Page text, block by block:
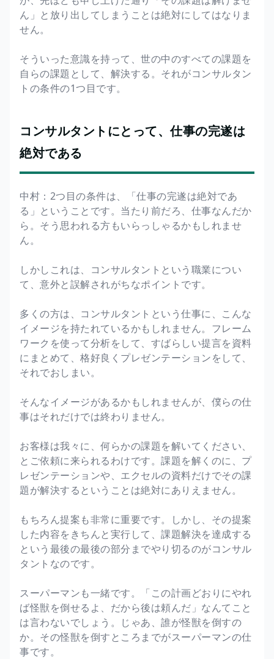
ん」と放り出してしまうことは絶対にしてはなりま
せん。
そういった意識を持って、世の中のすべての課題を
自らの課題として、解決する。それがコンサルタン
トの条件の1つ目です。
コンサルタントにとって、仕事の完遂は
絶対である
中村：2つ目の条件は、「仕事の完遂は絶対であ
る」ということです。当たり前だろ、仕事なんだか
ら。そう思われる方もいらっしゃるかもしれませ
ん。
しかしこれは、コンサルタントという職業につい
て、意外と誤解されがちなポイントです。
多くの方は、コンサルタントという仕事に、こんな
イメージを持たれているかもしれません。フレーム
ワークを使って分析をして、すばらしい提言を資料
にまとめて、格好良くプレゼンテーションをして、
それでおしまい。
そんなイメージがあるかもしれませんが、僕らの仕
事はそれだけでは終わりません。
お客様は我々に、何らかの課題を解いてください、
とご依頼に来られるわけです。課題を解くのに、プ
レゼンテーションや、エクセルの資料だけでその課
題が解決するということは絶対にありえません。
もちろん提案も非常に重要です。しかし、その提案
した内容をきちんと実行して、課題解決を達成する
という最後の最後の部分までやり切るのがコンサル
タントなのです。
スーパーマンも一緒です。「この計画どおりにやれ
ば怪獣を倒せるよ、だから後は頼んだ」なんてこと
は言わないでしょう。じゃあ、誰が怪獣を倒すの
か。その怪獣を倒すところまでがスーパーマンの仕
事です。